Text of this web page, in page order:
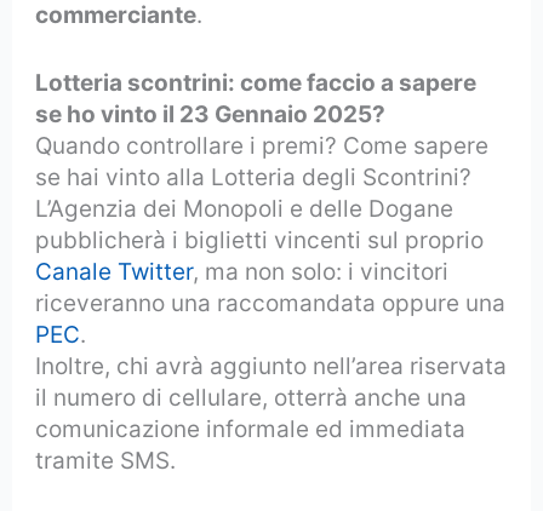
commerciante.
Lotteria scontrini: come faccio a sapere
se ho vinto il 23 Gennaio 2025?
Quando controllare i premi? Come sapere
se hai vinto alla Lotteria degli Scontrini?
L’Agenzia dei Monopoli e delle Dogane
pubblicherà i biglietti vincenti sul proprio
Canale Twitter, ma non solo: i vincitori
riceveranno una raccomandata oppure una
PEC.
Inoltre, chi avrà aggiunto nell’area riservata
il numero di cellulare, otterrà anche una
comunicazione informale ed immediata
tramite SMS.